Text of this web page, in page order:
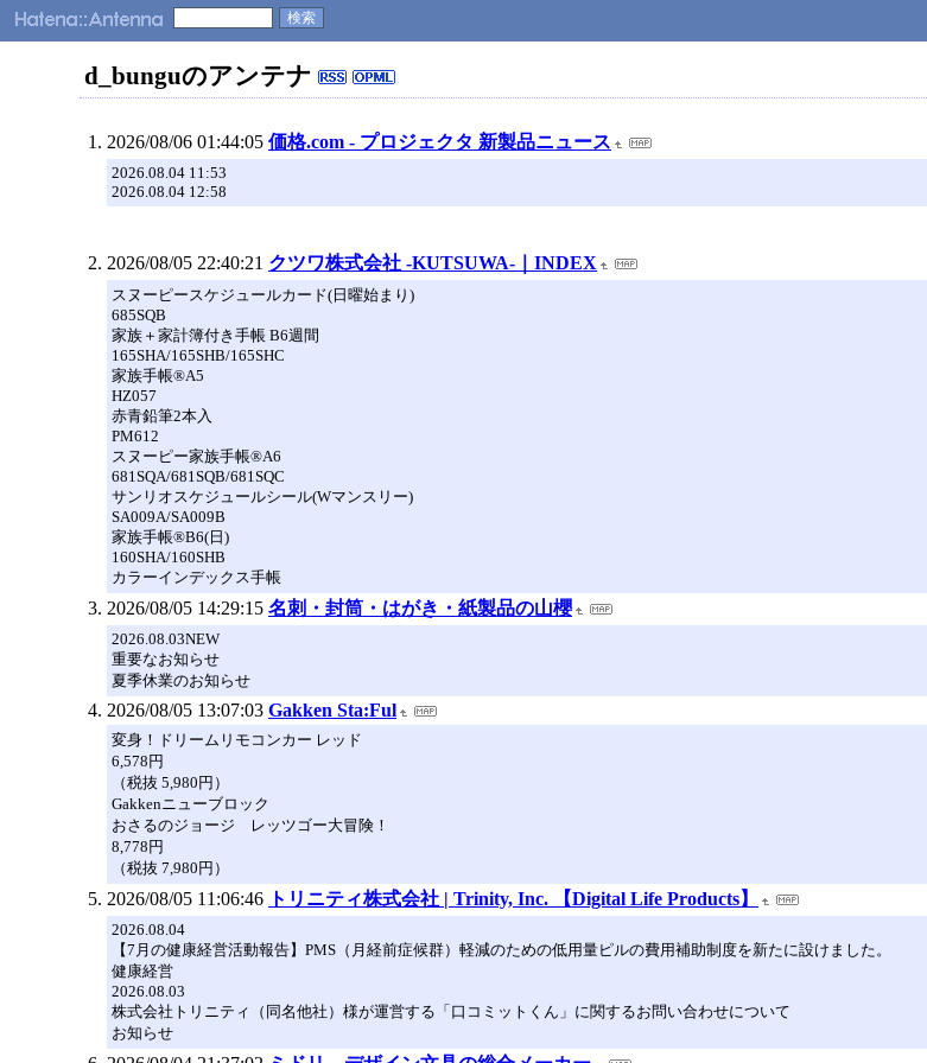
d_bunguのアンテナ
2026/08/06 01:44:05 価格.com - プロジェクタ 新製品ニュース
2026.08.04 11:53
2026.08.04 12:58
2026/08/05 22:40:21 クツワ株式会社 -KUTSUWA-｜INDEX
スヌーピースケジュールカード(日曜始まり)
685SQB
家族＋家計簿付き手帳 B6週間
165SHA/165SHB/165SHC
家族手帳®A5
HZ057
赤青鉛筆2本入
PM612
スヌーピー家族手帳®A6
681SQA/681SQB/681SQC
サンリオスケジュールシール(Wマンスリー)
SA009A/SA009B
家族手帳®B6(日)
160SHA/160SHB
カラーインデックス手帳
2026/08/05 14:29:15 名刺・封筒・はがき・紙製品の山櫻
2026.08.03NEW
重要なお知らせ
夏季休業のお知らせ
2026/08/05 13:07:03 Gakken Sta:Ful
変⾝！ドリームリモコンカー レッド
6,578円
（税抜 5,980円）
Gakkenニューブロック
おさるのジョージ レッツゴー大冒険！
8,778円
（税抜 7,980円）
2026/08/05 11:06:46 トリニティ株式会社 | Trinity, Inc. 【Digital Life Products】
2026.08.04
【7月の健康経営活動報告】PMS（月経前症候群）軽減のための低用量ピルの費用補助制度を新たに設けました。
健康経営
2026.08.03
株式会社トリニティ（同名他社）様が運営する「口コミットくん」に関するお問い合わせについて
お知らせ